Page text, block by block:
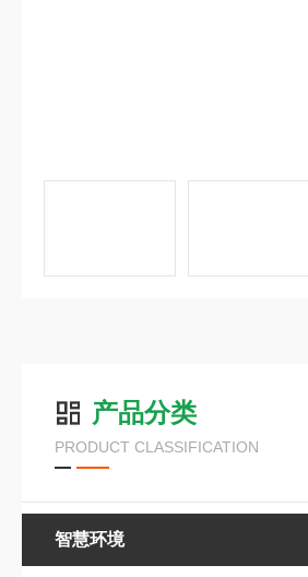
产品分类
PRODUCT CLASSIFICATION
智慧环境